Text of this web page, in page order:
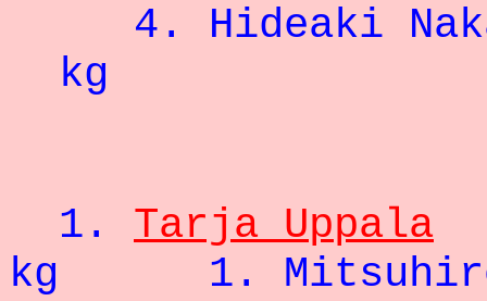
4. Hideaki
kg
1. Tarja Uppala
kg 1.